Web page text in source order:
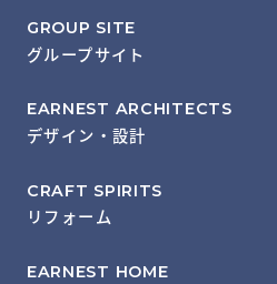
GROUP SITE
グループサイト
EARNEST ARCHITECTS
デザイン・設計
CRAFT SPIRITS
リフォーム
EARNEST HOME